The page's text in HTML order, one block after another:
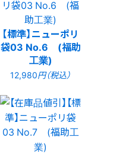
【標準】ニューポリ
袋03 No.6 (福助
工業)
12,980円（税込）